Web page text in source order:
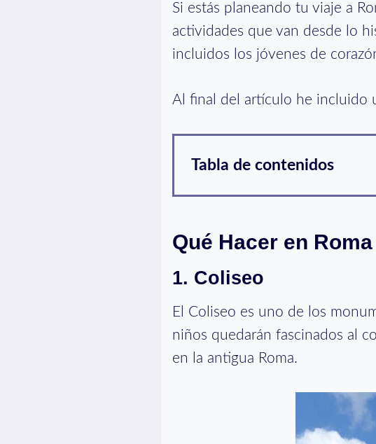
Si estás planeando tu viaje a
actividades que van desde lo
incluidos los jóvenes de
Al final del artículo he incluido
Tabla de contenidos
Qué Hacer en
1. Coliseo
El Coliseo es uno de los
niños quedarán fascinados al
en la antigua Roma.